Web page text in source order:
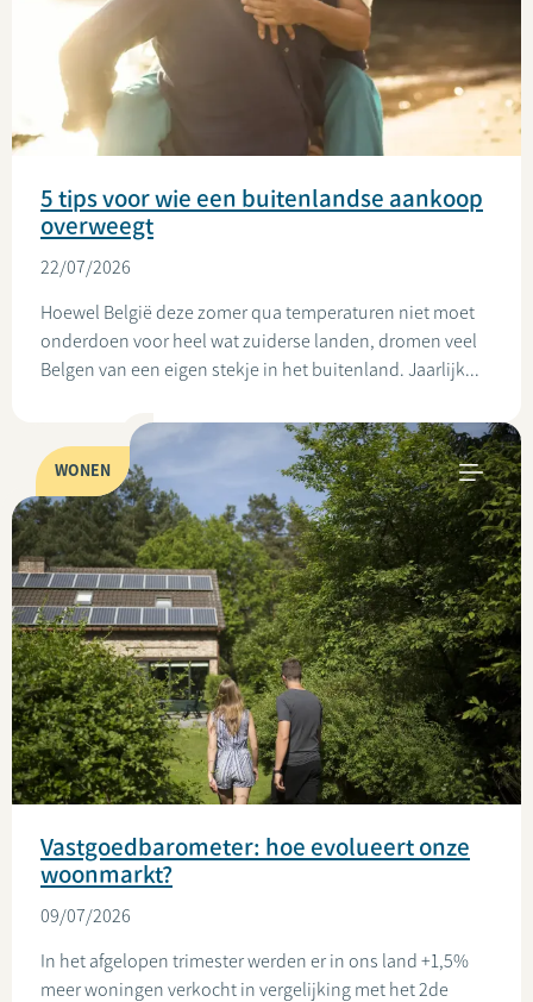
5 tips voor wie een buitenlandse aankoop
overweegt
22/07/2026
Hoewel België deze zomer qua temperaturen niet moet
onderdoen voor heel wat zuiderse landen, dromen veel
Belgen van een eigen stekje in het buitenland. Jaarlijk...
WONEN
Vastgoedbarometer: hoe evolueert onze
woonmarkt?
09/07/2026
In het afgelopen trimester werden er in ons land +1,5%
meer woningen verkocht in vergelijking met het 2de